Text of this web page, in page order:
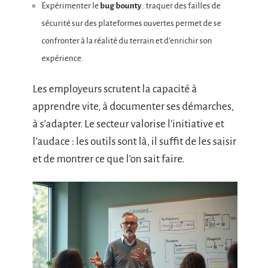
Expérimenter le bug bounty : traquer des failles de
sécurité sur des plateformes ouvertes permet de se
confronter à la réalité du terrain et d’enrichir son
expérience.
Les employeurs scrutent la capacité à
apprendre vite, à documenter ses démarches,
à s’adapter. Le secteur valorise l’initiative et
l’audace : les outils sont là, il suffit de les saisir
et de montrer ce que l’on sait faire.